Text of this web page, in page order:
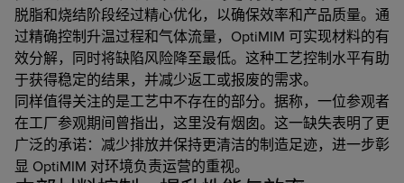
脱脂和烧结阶段经过精心优化，以确保效率和产品质量。通
过精确控制升温过程和气体流量，OptiMIM 可实现材料的有
效分解，同时将缺陷风险降至最低。这种工艺控制水平有助
于获得稳定的结果，并减少返工或报废的需求。
同样值得关注的是工艺中不存在的部分。据称，一位参观者
在工厂参观期间曾指出，这里没有烟囱。这一缺失表明了更
广泛的承诺：减少排放并保持更清洁的制造足迹，进一步彰
显 OptiMIM 对环境负责运营的重视。